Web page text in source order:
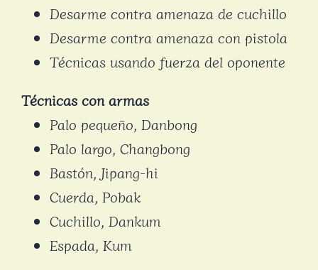
Desarme contra amenaza de cuchillo
Desarme contra amenaza con pistola
Técnicas usando fuerza del oponente
Técnicas con armas
Palo pequeño, Danbong
Palo largo, Changbong
Bastón, Jipang-hi
Cuerda, Pobak
Cuchillo, Dankum
Espada, Kum